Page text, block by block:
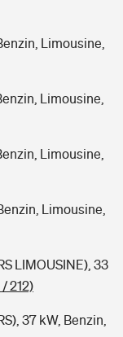
Limousine,
Limousine,
Limousine,
Limousine,
LIMOUSINE), 33
212)
37 kW, Benzin,